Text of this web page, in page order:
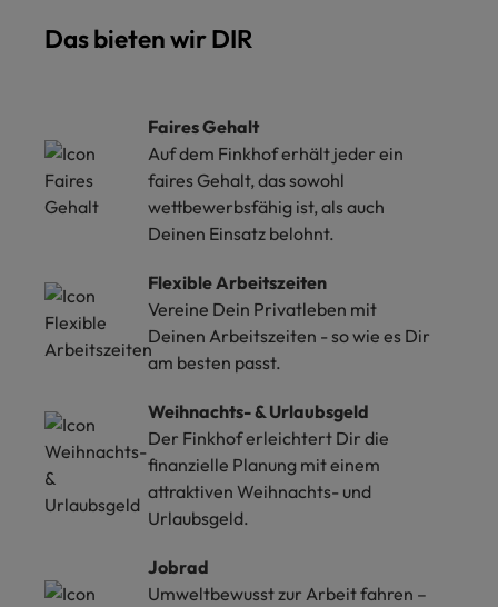
Das bieten wir DIR
Faires Gehalt
Auf dem Finkhof erhält jeder ein
faires Gehalt, das sowohl
wettbewerbsfähig ist, als auch
Deinen Einsatz belohnt.
Flexible Arbeitszeiten
Vereine Dein Privatleben mit
Deinen Arbeitszeiten - so wie es Dir
am besten passt.
Weihnachts- & Urlaubsgeld
Der Finkhof erleichtert Dir die
finanzielle Planung mit einem
attraktiven Weihnachts- und
Urlaubsgeld.
Jobrad
Umweltbewusst zur Arbeit fahren –